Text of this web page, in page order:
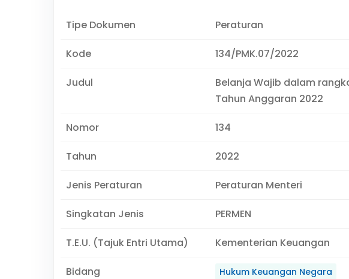
Tipe Dokumen Peraturan
Kode 134/PMK.07/2022
Judul
Belanja Wajib dalam
Tahun Anggaran 2022
Nomor 134
Tahun 2022
Jenis Peraturan Peraturan Menteri
Singkatan Jenis PERMEN
T.E.U. (Tajuk Entri Utama) Kementerian Keuangan
Bidang Hukum Keuangan Negara